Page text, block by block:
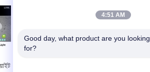
4:51 AM
Good day, what product are you looking
for?